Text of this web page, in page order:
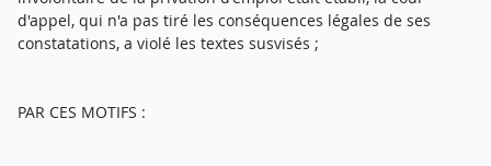
d'appel, qui n'a pas tiré les conséquences légales de ses
constatations, a violé les textes susvisés ;
PAR CES MOTIFS :